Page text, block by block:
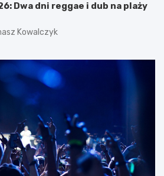
Dwa dni reggae i dub na plaży
Kowalczyk